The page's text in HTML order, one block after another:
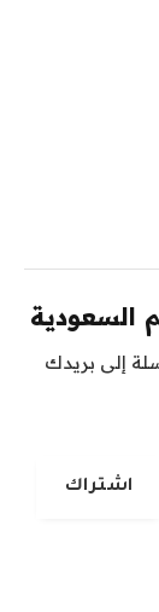
السعودية
إلى بريدك
اشتراك